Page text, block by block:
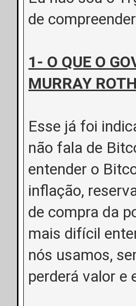
de
1- O QUE O
MURRAY
Esse já foi
não fala de
entender o
inflação,
de compra da
mais difícil
nós usamos,
perderá valor e